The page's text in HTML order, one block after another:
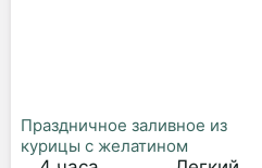
Праздничное заливное из
курицы с желатином